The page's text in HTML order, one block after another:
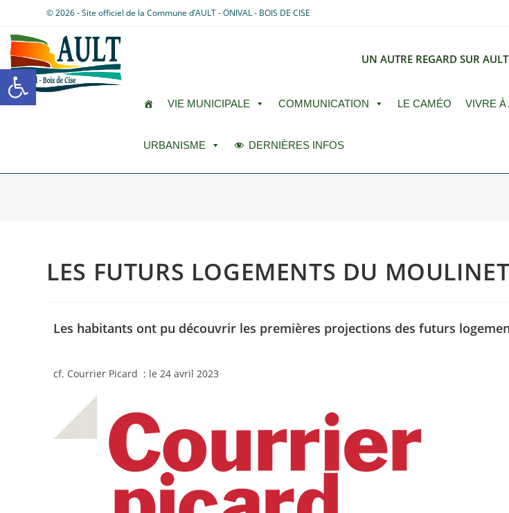
Ouvrir la barre d’outils
© 2026 - Site officiel de la Commune d’AULT - ONIVAL - BOIS DE CISE
UN AUTRE REGARD SUR AULT
VIE MUNICIPALE COMMUNICATION LE CAMÉO VIVRE À
URBANISME DERNIÈRES INFOS
LES FUTURS LOGEMENTS DU
Les habitants ont pu découvrir les premières projections des futurs
cf. Courrier Picard : le 24 avril 2023